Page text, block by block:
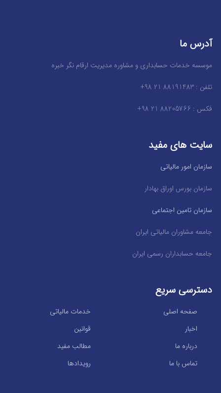
آدرس ما
موسسه خدمات حسابداری و مشاوره مدیریت ارقام نگر خبره
تلفن : 88191483 21 98+
فکس : 88205766 21 98+
سایت های مفید
سازمان امور مالیاتی
سازمان بورس اوراق بهادار
سازمان تامین اجتماعی
جامعه مشاوران مالیاتی ایران
جامعه حسابداران رسمی ایران
دسترسی سریع
خدمات مالیاتی
صفحه اصلی
قوانین
اخبار
مطالب مفید
درباره ما
رویدادها
تماس با ما